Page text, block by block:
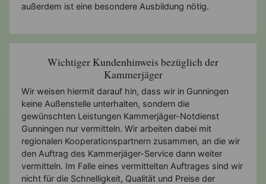
außerdem ist eine besondere Ausbildung nötig.
Wichtiger Kundenhinweis bezüglich der
Kammerjäger
Wir weisen hiermit darauf hin, dass wir in Gunningen
keine Außenstelle unterhalten, sondern die
gewünschten Leistungen Kammerjäger-Notdienst
Gunningen nur vermitteln. Wir arbeiten dabei mit
regionalen Kooperationspartnern zusammen, an die wir
den Auftrag des Kammerjäger-Service dann weiter
vermitteln. Im Falle eines vermittelten Auftrages sind wir
nicht für die Schnelligkeit, Qualität und Preise der